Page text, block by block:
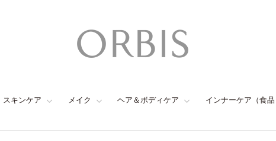
スキンケア メイク ヘア＆ボディケア インナーケア（食品